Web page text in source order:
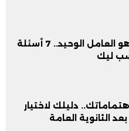
مجموعك مش هو العامل الوحيد.. 7 أسئلة
ليك
دليلك لاختيار
الثانوية العامة